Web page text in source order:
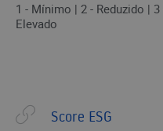
1 - Mínimo | 2 - Reduzido |
Elevado
Score ESG